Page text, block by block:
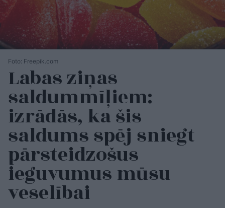
Foto: Freepik.com
Labas ziņas
saldummīļiem:
izrādās, ka šis
saldums spēj sniegt
pārsteidzošus
ieguvumus mūsu
veselībai